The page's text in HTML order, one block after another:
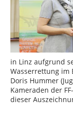
in Linz aufgrund
Wasserrettung im
Doris Hummer
Kameraden der
dieser